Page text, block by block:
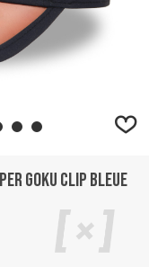
Goku Clip Bleue